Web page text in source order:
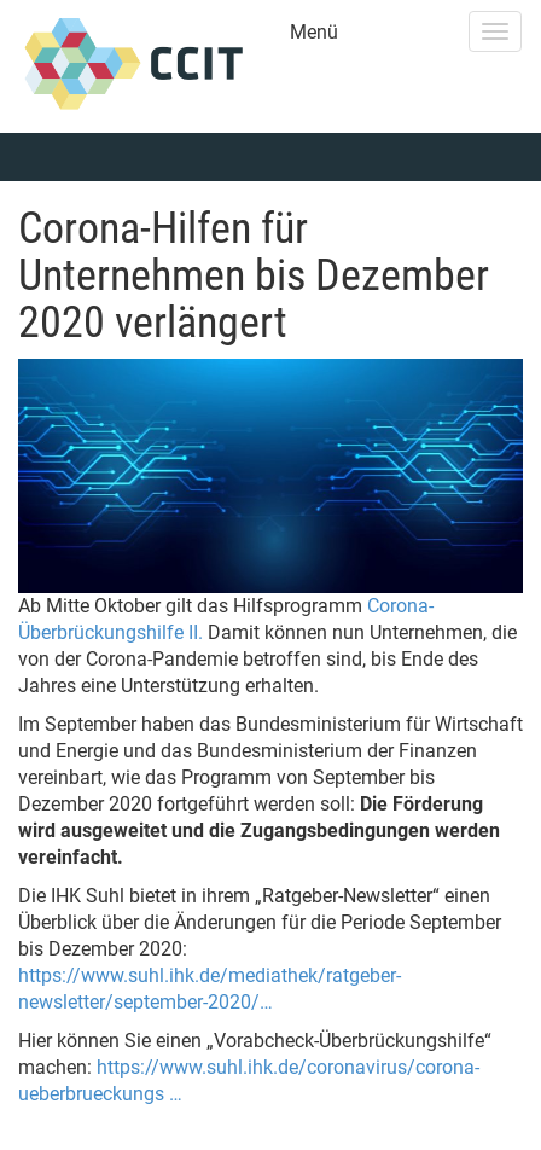
Menü
Corona-Hilfen für
Unternehmen bis Dezember
2020 verlängert
Ab Mitte Oktober gilt das Hilfsprogramm Corona-
Überbrückungshilfe II. Damit können nun Unternehmen, die
von der Corona-Pandemie betroffen sind, bis Ende des
Jahres eine Unterstützung erhalten.
Im September haben das Bundesministerium für Wirtschaft
und Energie und das Bundesministerium der Finanzen
vereinbart, wie das Programm von September bis
Dezember 2020 fortgeführt werden soll: Die Förderung
wird ausgeweitet und die Zugangsbedingungen werden
vereinfacht.
Die IHK Suhl bietet in ihrem „Ratgeber-Newsletter“ einen
Überblick über die Änderungen für die Periode September
bis Dezember 2020:
https://www.suhl.ihk.de/mediathek/ratgeber-
newsletter/september-2020/…
Hier können Sie einen „Vorabcheck-Überbrückungshilfe“
machen: https://www.suhl.ihk.de/coronavirus/corona-
ueberbrueckungs …